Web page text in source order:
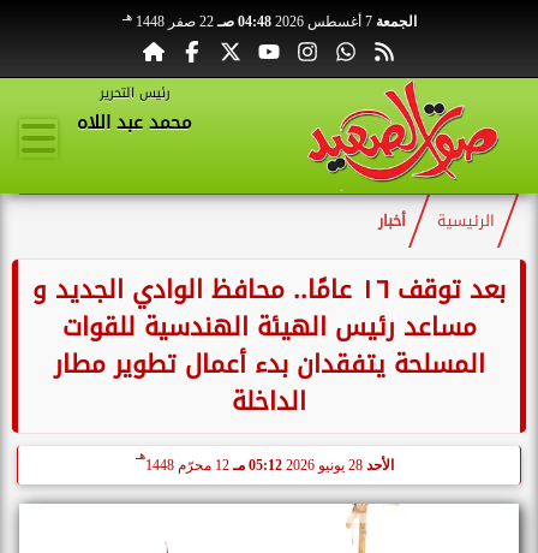
الجمعة 7 أغسطس 2026 04:48 صـ 22 صفر 1448 هـ
رئيس التحرير
محمد عبد اللاه
الرئيسية أخبار
بعد توقف ١٦ عامًا.. محافظ الوادي الجديد و
مساعد رئيس الهيئة الهندسية للقوات
المسلحة يتفقدان بدء أعمال تطوير مطار
الداخلة
الأحد 28 يونيو 2026 05:12 مـ 12 محرّم 1448
هـ